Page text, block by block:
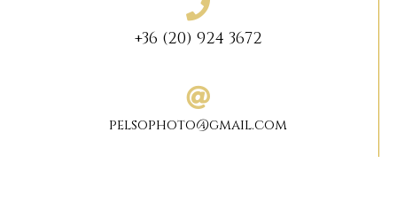
+36 (20) 924 3672
pelsophoto@gmail.com